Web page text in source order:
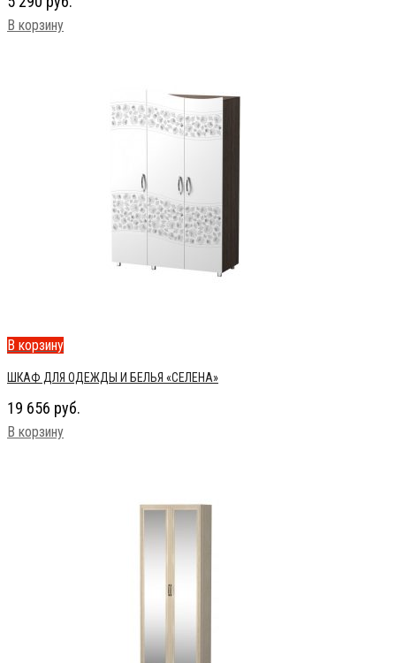
В корзину
В корзину
ШКАФ ДЛЯ ОДЕЖДЫ И БЕЛЬЯ «СЕЛЕНА»
19 656 руб.
В корзину